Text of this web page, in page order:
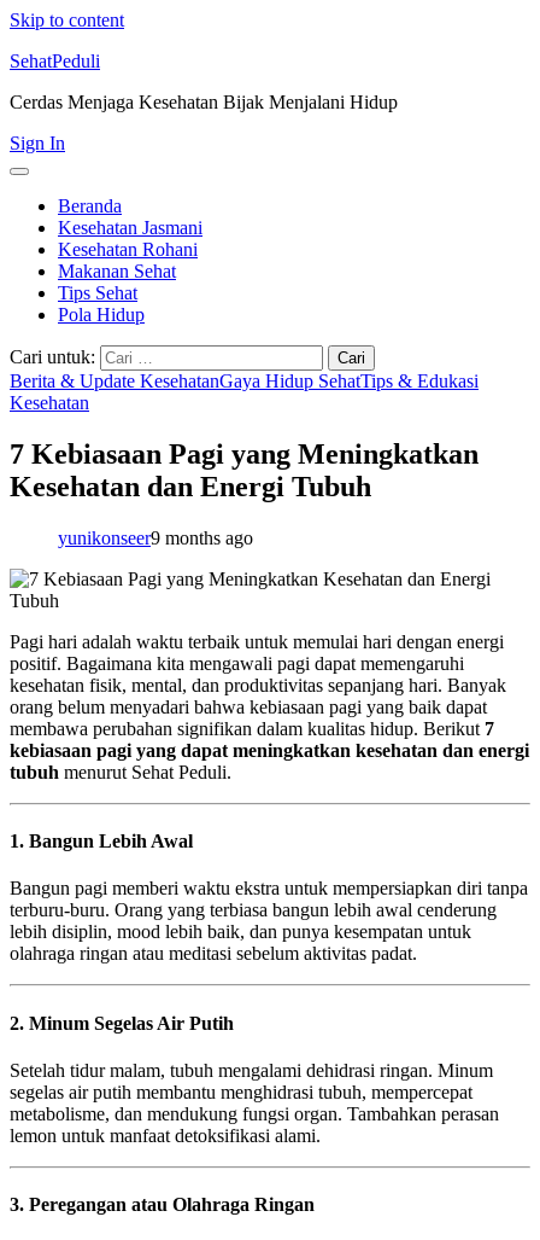
Skip to content
SehatPeduli
Cerdas Menjaga Kesehatan Bijak Menjalani Hidup
Sign In
Beranda
Kesehatan Jasmani
Kesehatan Rohani
Makanan Sehat
Tips Sehat
Pola Hidup
Cari untuk:
Berita & Update KesehatanGaya Hidup SehatTips & Edukasi
Kesehatan
7 Kebiasaan Pagi yang Meningkatkan
Kesehatan dan Energi Tubuh
yunikonseer9 months ago
Pagi hari adalah waktu terbaik untuk memulai hari dengan energi
positif. Bagaimana kita mengawali pagi dapat memengaruhi
kesehatan fisik, mental, dan produktivitas sepanjang hari. Banyak
orang belum menyadari bahwa kebiasaan pagi yang baik dapat
membawa perubahan signifikan dalam kualitas hidup. Berikut 7
kebiasaan pagi yang dapat meningkatkan kesehatan dan energi
tubuh menurut Sehat Peduli.
1. Bangun Lebih Awal
Bangun pagi memberi waktu ekstra untuk mempersiapkan diri tanpa
terburu-buru. Orang yang terbiasa bangun lebih awal cenderung
lebih disiplin, mood lebih baik, dan punya kesempatan untuk
olahraga ringan atau meditasi sebelum aktivitas padat.
2. Minum Segelas Air Putih
Setelah tidur malam, tubuh mengalami dehidrasi ringan. Minum
segelas air putih membantu menghidrasi tubuh, mempercepat
metabolisme, dan mendukung fungsi organ. Tambahkan perasan
lemon untuk manfaat detoksifikasi alami.
3. Peregangan atau Olahraga Ringan